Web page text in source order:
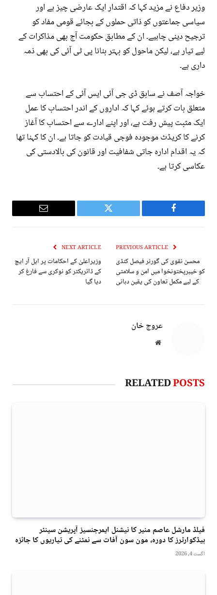
وزیر دفاع نے مزید کہا کہ اقتدار ایک عارضی چیز ہے اور
سیاسی جماعتوں کو ذاتی حملوں کے بجائے قومی مفاد کو
ترجیح دینی چاہیے۔ ان کے مطابق حکومت آج بھی مذاکرات کے
لیے تیار ہے، لیکن ماحول کو بہتر بنانا پی ٹی آئی کی بھی ذمہ
داری ہے۔
خواجہ آصف نے سابق ڈی جی آئی ایس آئی کے احتساب سے
متعلق بات کرتے ہوئے کہا کہ اداروں کے اندر احتساب کا عمل
ایک مثبت پیش رفت ہے، اور اپنے ادارے سے احتساب کا آغاز
کرنے کا کریڈٹ موجودہ فوجی قیادت کو جاتا ہے۔ ان کا کہنا تھا
کہ یہ اقدام ادارہ جاتی شفافیت اور قانون کی بالادستی کی
عکاسی کرتا ہے۔
Facebook
Twitter
Email
محسن نقوی کی گورنر فیصل کنڈی
کو خیبرپختونخوا میں امن و سلامتی
کے لیے مکمل تعاون کی یقین دہانی
NEXT ARTICLE
وزیراعلیٰ کے احکامات پر ایل آر ایچ
کے ڈائریکٹر کو نوکری سے فارغ کر
دیا گیا
عروج خان
Website
RELATEDPOSTS
فیلڈ مارشل عاصم منیر کا نیشنل ایمرجنسیز آپریشن سینٹر
ہیڈکوارٹرز کا دورہ، مون سون آفات سے نمٹنے کی تیاریوں کا جائزہ
اگست 4, 2026